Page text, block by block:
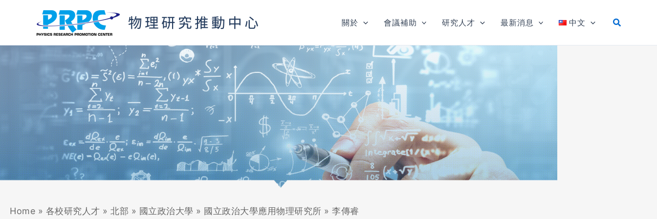
內
容
關於 會議補助 研究人才 最新消息 中文
Home » 各校研究人才 » 北部 » 國立政治大學 » 國立政治大學應用物理研究所 » 李傳睿